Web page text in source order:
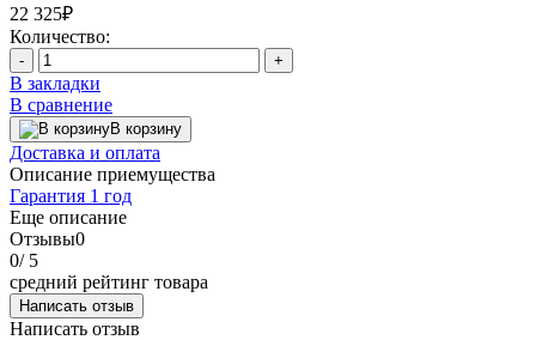
22 325₽
Количество:
- +
В закладки
В сравнение
В корзину
Доставка и оплата
Описание приемущества
Гарантия 1 год
Еще описание
Отзывы0
0/ 5
средний рейтинг товара
Написать отзыв
Написать отзыв